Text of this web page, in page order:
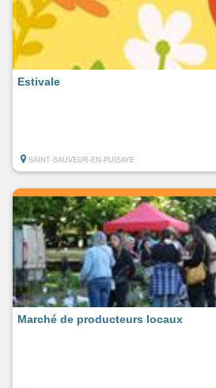
Estivale
SAINT-SAUVEUR-EN-PUISAYE
Marché de producteurs locaux